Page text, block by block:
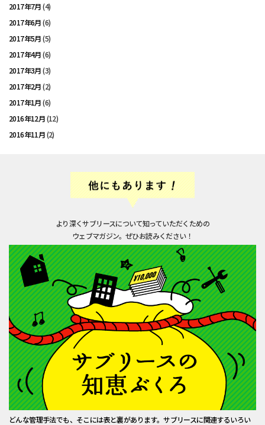
2017年7月(4)
2017年6月(6)
2017年5月(5)
2017年4月(6)
2017年3月(3)
2017年2月(2)
2017年1月(6)
2016年12月(12)
2016年11月(2)
より深くサブリースについて知っていただくための
ウェブマガジン。ぜひお読みください！
どんな管理手法でも、そこには表と裏があります。サブリースに関連するいろい